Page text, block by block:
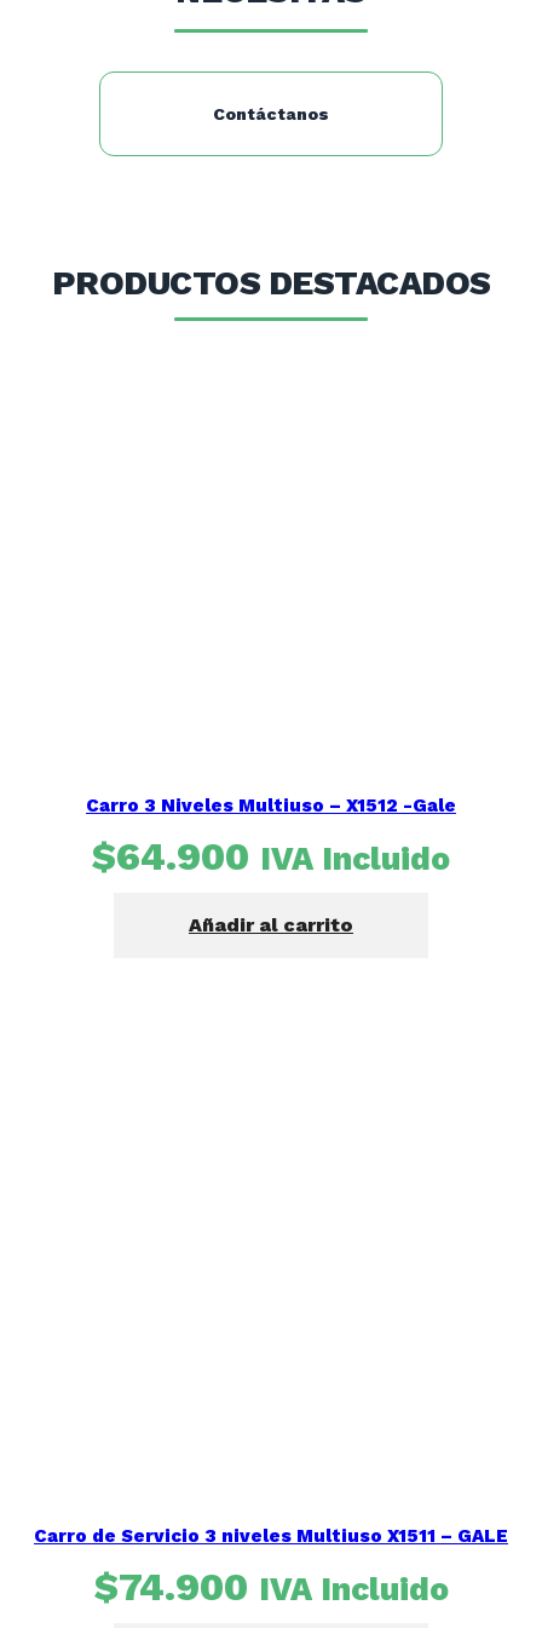
Contáctanos
PRODUCTOS DESTACADOS
Carro 3 Niveles Multiuso – X1512 -Gale
$64.900 IVA Incluido
Añadir al carrito
Carro de Servicio 3 niveles Multiuso X1511 – GALE
$74.900 IVA Incluido